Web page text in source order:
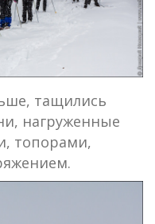
тащились
нагруженные
топорами,